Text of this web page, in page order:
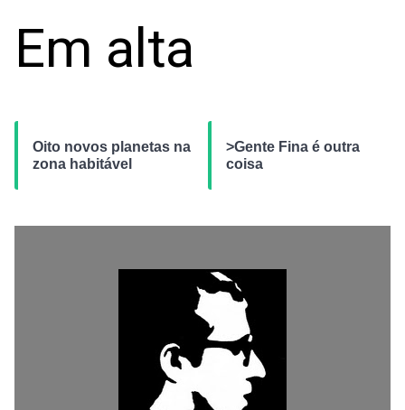
Em alta
Oito novos planetas na
zona habitável
>Gente Fina é outra
coisa